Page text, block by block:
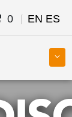
0 EN ES